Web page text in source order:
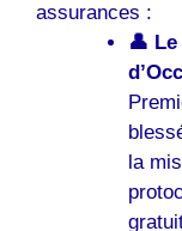
assurances :
👤
la